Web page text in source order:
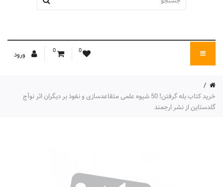
0
0 ورود
خرید کتاب بله گرفتن! 50 شیوه علمی متقاعدسازی و نفوذ بر دیگران اثر نوآج
گلدستاین از نشر ارجمند